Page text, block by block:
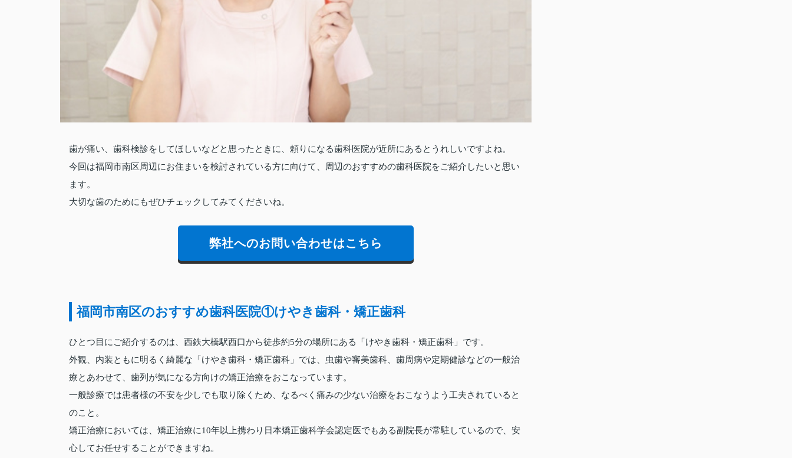
歯が痛い、歯科検診をしてほしいなどと思ったときに、頼りになる歯科医院が近所にあるとうれしいですよね。
今回は福岡市南区周辺にお住まいを検討されている方に向けて、周辺のおすすめの歯科医院をご紹介したいと思い
ます。
大切な歯のためにもぜひチェックしてみてくださいね。
弊社へのお問い合わせはこちら
福岡市南区のおすすめ歯科医院①けやき歯科・矯正歯科
ひとつ目にご紹介するのは、西鉄大橋駅西口から徒歩約5分の場所にある「けやき歯科・矯正歯科」です。
外観、内装ともに明るく綺麗な「けやき歯科・矯正歯科」では、虫歯や審美歯科、歯周病や定期健診などの一般治
療とあわせて、歯列が気になる方向けの矯正治療をおこなっています。
一般診療では患者様の不安を少しでも取り除くため、なるべく痛みの少ない治療をおこなうよう工夫されていると
のこと。
矯正治療においては、矯正治療に10年以上携わり日本矯正歯科学会認定医でもある副院長が常駐しているので、安
心してお任せすることができますね。